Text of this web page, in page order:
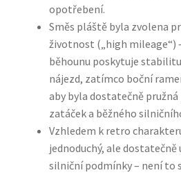
opotřebení.
Směs pláště byla zvolena
životnost („high mileage“)
běhounu poskytuje
nájezd, zatímco boční
aby byla dostatečně
zatáček a běžného
Vzhledem k retro
jednoduchý, ale dostatečně
silniční podmínky – není to